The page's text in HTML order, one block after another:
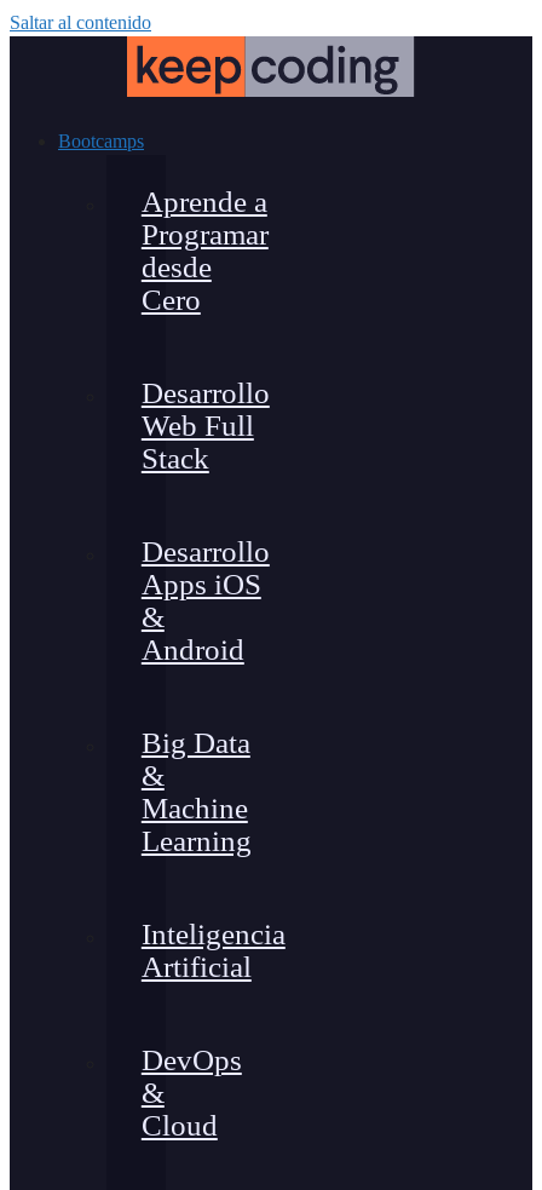
Saltar al contenido
Bootcamps
Aprende a
Programar
desde
Cero
Desarrollo
Web Full
Stack
Desarrollo
Apps iOS
&
Android
Big Data
&
Machine
Learning
Inteligencia
Artificial
DevOps
&
Cloud